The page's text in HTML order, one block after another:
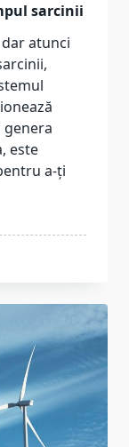
sarcinii
atunci
este
a-ți